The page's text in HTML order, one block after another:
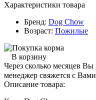
Характеристики товара
Бренд: Dog Chow
Возраст: Пожилые
В корзину
Через сколько месяцев Вы
менеджер свяжется с
Описание товара: